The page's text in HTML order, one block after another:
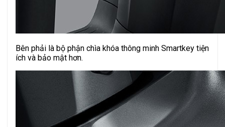
Bên phải là bộ phận chìa khóa thông minh Smartkey tiện
ích và bảo mật hơn.